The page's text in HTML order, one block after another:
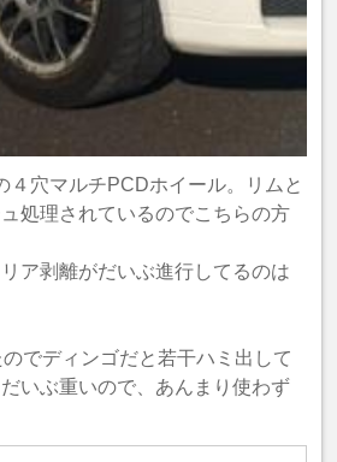
４穴マルチPCDホイール。リムと
処理されているのでこちらの方
ア剥離がだいぶ進行してるのは
でディンゴだと若干ハミ出して
いぶ重いので、あんまり使わず